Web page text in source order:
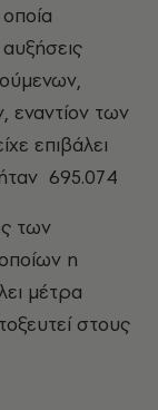
των
επιβάλει
695.074
των
η
μέτρα
στους